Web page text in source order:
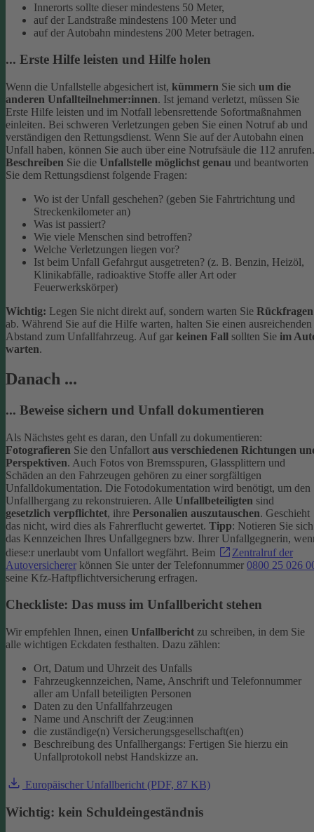
Innerorts sollte dieser mindestens 50 Meter,
auf der Landstraße mindestens 100 Meter und
auf der Autobahn mindestens 200 Meter betragen.
... Erste Hilfe leisten und Hilfe holen
Wenn die Unfallstelle abgesichert ist, kümmern Sie sich um die
anderen Unfallteilnehmer:innen. Ist jemand verletzt, müssen Sie
Erste Hilfe leisten und im Notfall lebensrettende Sofortmaßnahmen
einleiten. Bei schweren Verletzungen geben Sie einen Notruf ab und
verständigen den Rettungsdienst. Wenn Sie auf der Autobahn einen
Unfall haben, können Sie auch über eine Notrufsäule die 112 anrufen.
Beschreiben Sie die Unfallstelle möglichst genau und beantworten
Sie dem Rettungsdienst folgende Fragen:
Wo ist der Unfall geschehen? (geben Sie Fahrtrichtung und
Streckenkilometer an)
Was ist passiert?
Wie viele Menschen sind betroffen?
Welche Verletzungen liegen vor?
Ist beim Unfall Gefahrgut ausgetreten? (z. B. Benzin, Heizöl,
Klinikabfälle, radioaktive Stoffe aller Art oder
Feuerwerkskörper)
Wichtig: Legen Sie nicht direkt auf, sondern warten Sie Rückfragen
ab. Während Sie auf die Hilfe warten, halten Sie einen ausreichenden
Abstand zum Unfallfahrzeug. Auf gar keinen Fall sollten Sie im
warten.
Danach ...
... Beweise sichern und Unfall dokumentieren
Als Nächstes geht es daran, den Unfall zu dokumentieren:
Fotografieren Sie den Unfallort aus verschiedenen Richtungen
Perspektiven. Auch Fotos von Bremsspuren, Glassplittern und
Schäden an den Fahrzeugen gehören zu einer sorgfältigen
Unfalldokumentation. Die Fotodokumentation wird benötigt, um den
Unfallhergang zu rekonstruieren. Alle Unfallbeteiligten sind
gesetzlich verpflichtet, ihre Personalien auszutauschen. Geschieht
das nicht, wird dies als Fahrerflucht gewertet. Tipp: Notieren Sie sich
das Kennzeichen Ihres Unfallgegners bzw. Ihrer Unfallgegnerin,
diese:r unerlaubt vom Unfallort wegfährt. Beim
Zentralruf der
Autoversicherer können Sie unter der Telefonnummer 0800 25 026
seine Kfz-Haftpflichtversicherung erfragen.
Checkliste: Das muss im Unfallbericht stehen
Wir empfehlen Ihnen, einen Unfallbericht zu schreiben, in dem Sie
alle wichtigen Eckdaten festhalten. Dazu zählen:
Ort, Datum und Uhrzeit des Unfalls
Fahrzeugkennzeichen, Name, Anschrift und Telefonnummer
aller am Unfall beteiligten Personen
Daten zu den Unfallfahrzeugen
Name und Anschrift der Zeug:innen
die zuständige(n) Versicherungsgesellschaft(en)
Beschreibung des Unfallhergangs: Fertigen Sie hierzu ein
Unfallprotokoll nebst Handskizze an.
Europäischer Unfallbericht (PDF, 87 KB)
Wichtig: kein Schuldeingeständnis